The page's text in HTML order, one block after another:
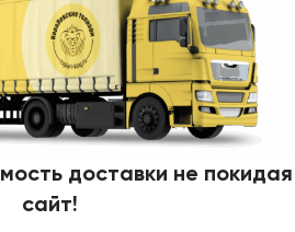
доставки не покидая
сайт!